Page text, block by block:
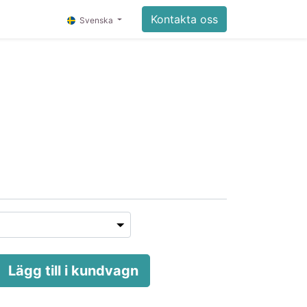
Svenska Kontakta oss
Lägg till i kundvagn